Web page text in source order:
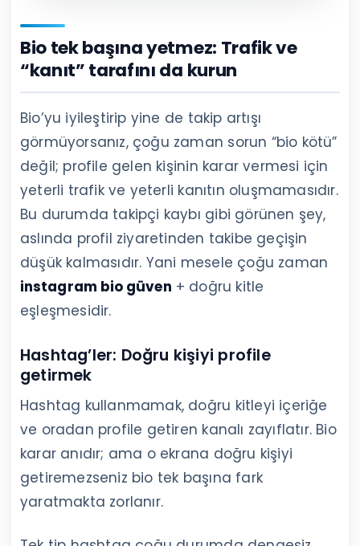
Bio tek başına yetmez: Trafik ve
“kanıt” tarafını da kurun
Bio’yu iyileştirip yine de takip artışı
görmüyorsanız, çoğu zaman sorun “bio kötü”
değil; profile gelen kişinin karar vermesi için
yeterli trafik ve yeterli kanıtın oluşmamasıdır.
Bu durumda takipçi kaybı gibi görünen şey,
aslında profil ziyaretinden takibe geçişin
düşük kalmasıdır. Yani mesele çoğu zaman
instagram bio güven + doğru kitle
eşleşmesidir.
Hashtag’ler: Doğru kişiyi profile
getirmek
Hashtag kullanmamak, doğru kitleyi içeriğe
ve oradan profile getiren kanalı zayıflatır. Bio
karar anıdır; ama o ekrana doğru kişiyi
getiremezseniz bio tek başına fark
yaratmakta zorlanır.